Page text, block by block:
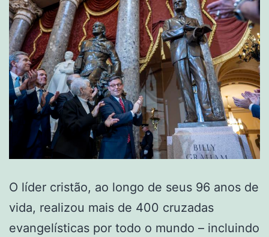
O líder cristão, ao longo de seus 96 anos de
vida, realizou mais de 400 cruzadas
evangelísticas por todo o mundo – incluindo